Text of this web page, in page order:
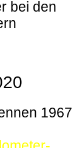
bei den
1967